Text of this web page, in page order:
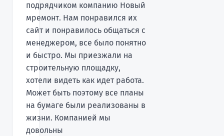
подрядчиком компанию Новый
мремонт. Нам понравился их
сайт и понравилось общаться с
менеджером, все было понятно
и быстро. Мы приезжали на
строительную площадку,
хотели видеть как идет работа.
Может быть поэтому все планы
на бумаге были реализованы в
жизни. Компанией мы
довольны